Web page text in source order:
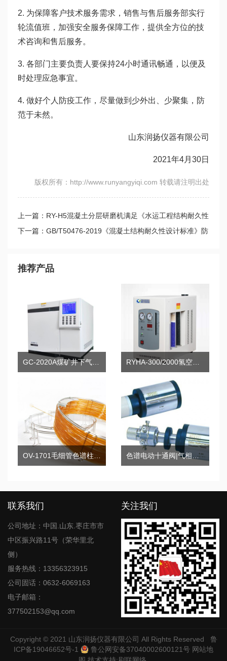
2. 为保障客户技术服务需求，销售与售后服务部实行
轮流值班，加强安全服务保障工作，提供全方位的技
术咨询和售后服务。
3. 各部门主要负责人要保持24小时通讯畅通，以便及
时处理应急事宜。
4. 做好个人防疫工作，尽量做到少外出、少聚集，防
范于未然。
山东润扬仪器有限公司
2021年4月30日
版权所有：http://www.runyangyiqi.com 转载请注明出处
上一篇：RY-H5混凝土分层研磨机满足《水运工程结构耐久性
设计标准》
下一篇：GB/T50476-2019《混凝土结构耐久性设计标准》防
推荐产品
GC-2020A煤矿井下气体分析气相色谱仪 RYHA-300/2000氢空发生器
OV-1701毛细管色谱柱系列 色谱电动十通阀|气相色谱十通阀|气动进样十通阀
联系我们
公司地址：中国.山东.枣庄市市
中区振兴路11号（荣华里北
侧）
服务热线：13356323915
公司固话：0632-6069163
电子邮箱：
377502153@qq.com
关注我们
Copyright © 2021 山东润扬仪器有限公司 All Rights Reserved 鲁
ICP备19046652号-1
鲁公网安备37040002600121号 网站地